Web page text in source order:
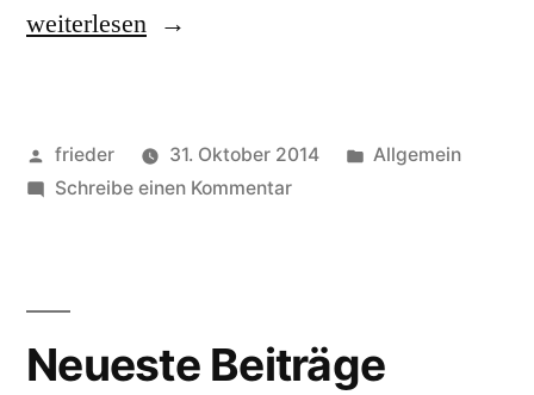
„Partition
Host
eines
Servers
erstellen,
weiterlesen
Veröffentlicht
von
frieder 31. Oktober 2014
Veröffentlicht
Allgemein
Schreibe einen Kommentarzu
eines
Linux
Neueste Beiträge